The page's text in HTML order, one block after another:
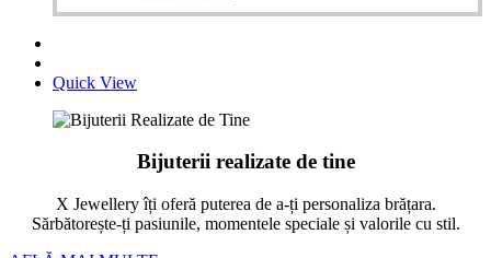
Quick View
Bijuterii realizate de tine
X Jewellery îți oferă puterea de a-ți personaliza brățara.
Sărbătorește-ți pasiunile, momentele speciale și valorile cu stil.